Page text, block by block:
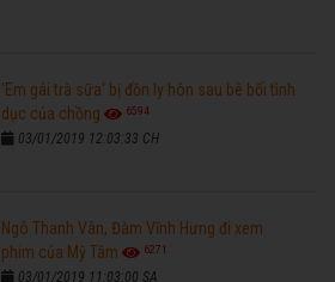
'Em gái trà sữa' bị đồn ly hôn sau bê bối tình
dục của chồng
6594
03/01/2019 12:03:33 CH
Ngô Thanh Vân, Đàm Vĩnh Hưng đi xem
phim của Mỹ Tâm
6271
03/01/2019 11:03:00 SA